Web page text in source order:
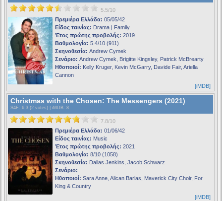
5.5/10
Πρεμιέρα Ελλάδα: 05/05/42
Είδος ταινίας: Drama | Family
Έτος πρώτης προβολής: 2019
Βαθμολογία: 5.4/10 (911)
Σκηνοθεσία: Andrew Cymek
Σενάριο: Andrew Cymek, Brigitte Kingsley, Patrick McBrearty
Ηθοποιοί: Kelly Kruger, Kevin McGarry, Davide Fair, Ariella
Cannon
[iMDB]
Christmas with the Chosen: The Messengers (2021)
S4F : 6.3 (2 votes) | iMDB: 8
7.8/10
Πρεμιέρα Ελλάδα: 01/06/42
Είδος ταινίας: Music
Έτος πρώτης προβολής: 2021
Βαθμολογία: 8/10 (1058)
Σκηνοθεσία: Dallas Jenkins, Jacob Schwarz
Σενάριο:
Ηθοποιοί: Sara Anne, Alican Barlas, Maverick City Choir, For
King & Country
[iMDB]